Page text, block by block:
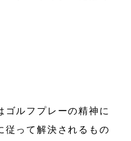
ゴルフプレーの精神に
従って解決されるもの